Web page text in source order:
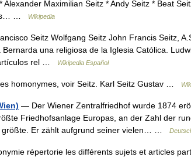
Alexander Maximilian Seitz * Andy Seitz * Beat
…
Wikipedia
Seitz Wolfgang Seitz John Francis Seitz,
una religiosa de la Iglesia Católica.
rel …
Wikipedia Español
homonymes, voir Seitz. Karl Seitz Gustav …
— Der Wiener Zentralfriedhof wurde 1874
Friedhofsanlage Europas, an der Zahl der
größte. Er zählt aufgrund seiner vielen… …
répertorie les différents sujets et articles